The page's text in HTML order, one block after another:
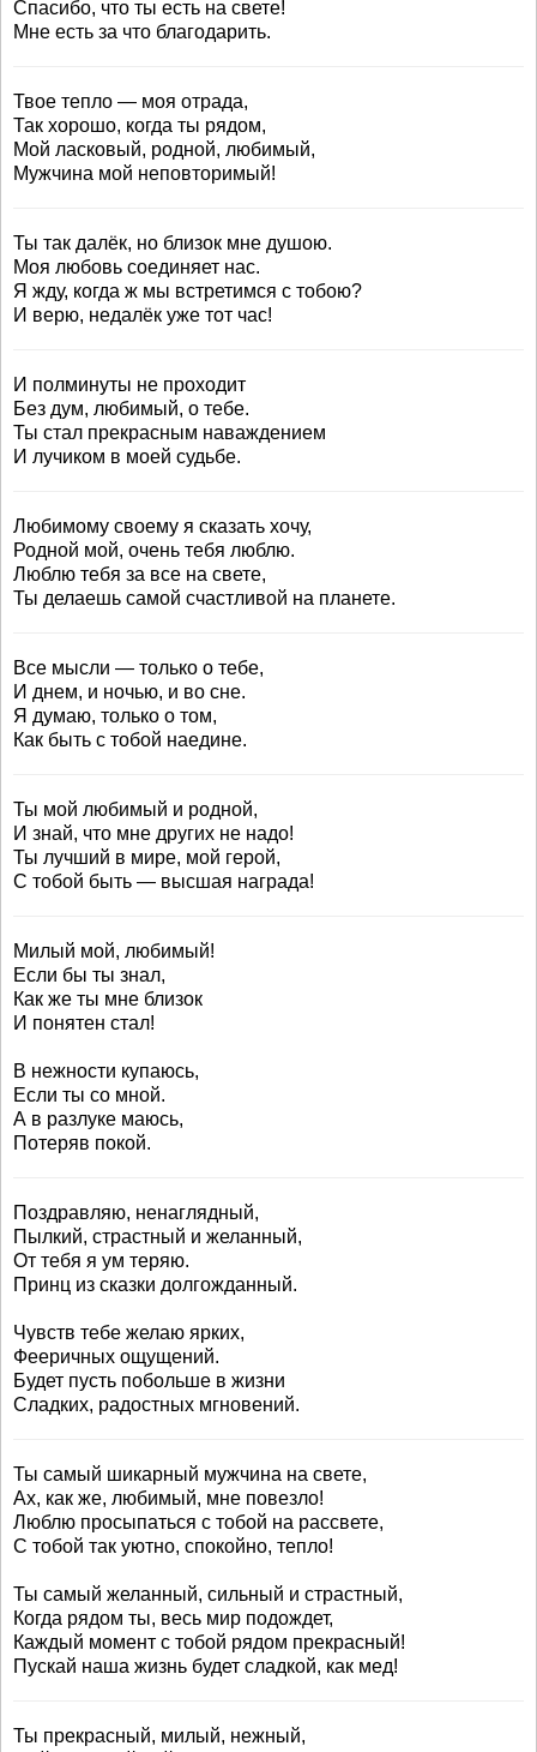
Спасибо, что ты есть на свете!
Мне есть за что благодарить.
Твое тепло — моя отрада,
Так хорошо, когда ты рядом,
Мой ласковый, родной, любимый,
Мужчина мой неповторимый!
Ты так далёк, но близок мне душою.
Моя любовь соединяет нас.
Я жду, когда ж мы встретимся с тобою?
И верю, недалёк уже тот час!
И полминуты не проходит
Без дум, любимый, о тебе.
Ты стал прекрасным наваждением
И лучиком в моей судьбе.
Любимому своему я сказать хочу,
Родной мой, очень тебя люблю.
Люблю тебя за все на свете,
Ты делаешь самой счастливой на планете.
Все мысли — только о тебе,
И днем, и ночью, и во сне.
Я думаю, только о том,
Как быть с тобой наедине.
Ты мой любимый и родной,
И знай, что мне других не надо!
Ты лучший в мире, мой герой,
С тобой быть — высшая награда!
Милый мой, любимый!
Если бы ты знал,
Как же ты мне близок
И понятен стал!
В нежности купаюсь,
Если ты со мной.
А в разлуке маюсь,
Потеряв покой.
Поздравляю, ненаглядный,
Пылкий, страстный и желанный,
От тебя я ум теряю.
Принц из сказки долгожданный.
Чувств тебе желаю ярких,
Фееричных ощущений.
Будет пусть побольше в жизни
Сладких, радостных мгновений.
Ты самый шикарный мужчина на свете,
Ах, как же, любимый, мне повезло!
Люблю просыпаться с тобой на рассвете,
С тобой так уютно, спокойно, тепло!
Ты самый желанный, сильный и страстный,
Когда рядом ты, весь мир подождет,
Каждый момент с тобой рядом прекрасный!
Пускай наша жизнь будет сладкой, как мед!
Ты прекрасный, милый, нежный,